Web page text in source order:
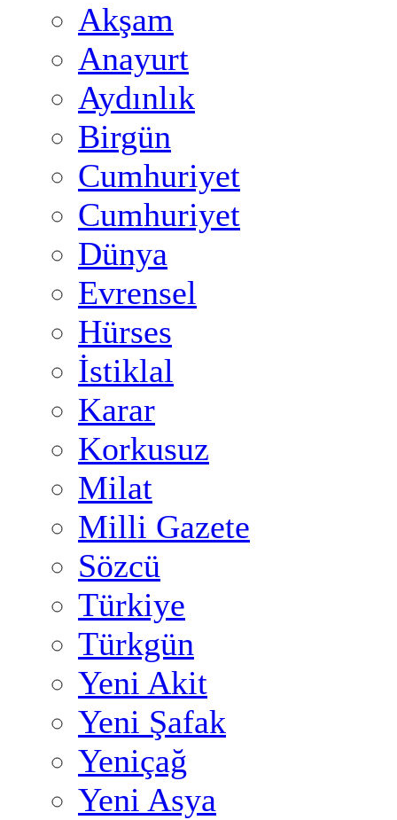
Akşam
Anayurt
Aydınlık
Birgün
Cumhuriyet
Cumhuriyet
Dünya
Evrensel
Hürses
İstiklal
Karar
Korkusuz
Milat
Milli Gazete
Sözcü
Türkiye
Türkgün
Yeni Akit
Yeni Şafak
Yeniçağ
Yeni Asya